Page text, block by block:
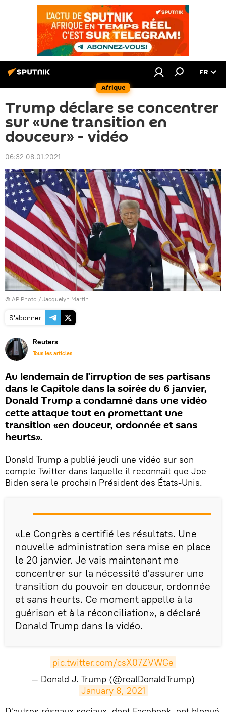
Afrique
FR
Trump déclare se concentrer
sur «une transition en
douceur» - vidéo
06:32 08.01.2021
© AP Photo / Jacquelyn Martin
S'abonner
Reuters
Tous les articles
Au lendemain de l’irruption de ses partisans
dans le Capitole dans la soirée du 6 janvier,
Donald Trump a condamné dans une vidéo
cette attaque tout en promettant une
transition «en douceur, ordonnée et sans
heurts».
Donald Trump a publié jeudi une vidéo sur son
compte Twitter dans laquelle il reconnaît que Joe
Biden sera le prochain Président des États-Unis.
«Le Congrès a certifié les résultats. Une
nouvelle administration sera mise en place
le 20 janvier. Je vais maintenant me
concentrer sur la nécessité d'assurer une
transition du pouvoir en douceur, ordonnée
et sans heurts. Ce moment appelle à la
guérison et à la réconciliation», a déclaré
Donald Trump dans la vidéo.
pic.twitter.com/csX07ZVWGe
— Donald J. Trump (@realDonaldTrump)
January 8, 2021